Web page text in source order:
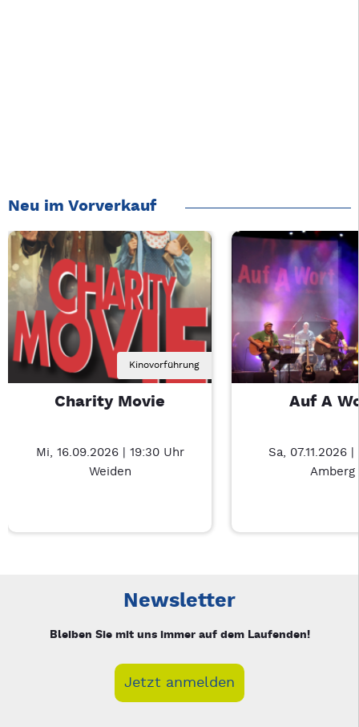
Neu im Vorverkauf
Kinovorführung
Charity Movie
Mi, 16.09.2026 | 19:30 Uhr
Weiden
Auf A
Sa, 07.11.2026
Amberg
Newsletter
Bleiben Sie mit uns immer auf dem Laufenden!
Jetzt anmelden